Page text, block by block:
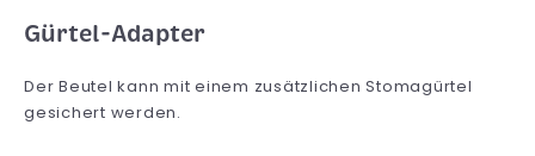
Gürtel-Adapter
Der Beutel kann mit einem zusätzlichen Stomagürtel
gesichert werden.